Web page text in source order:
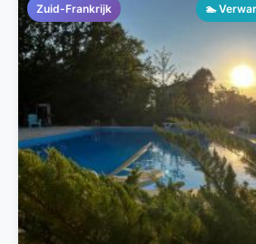
Zuid-Frankrijk 🏊